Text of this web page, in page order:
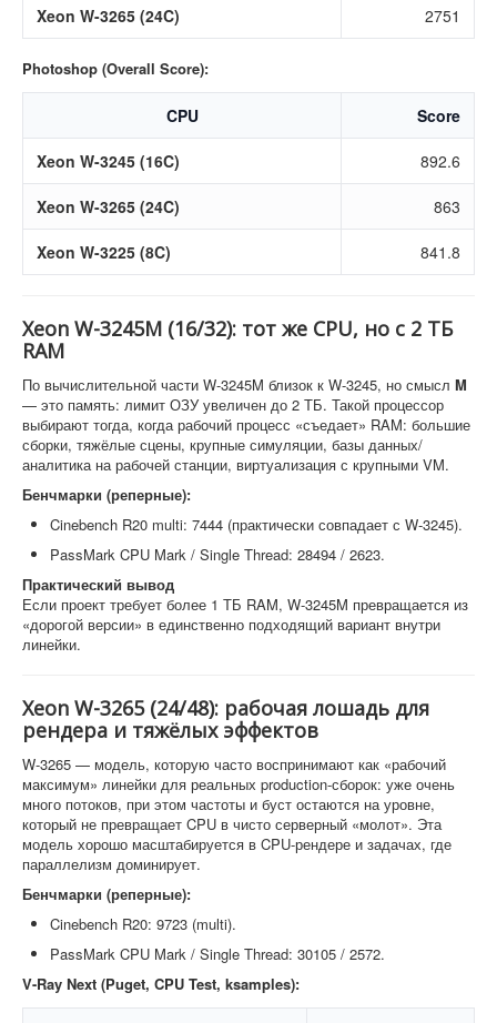
Xeon W-3265 (24C) 2751
Photoshop (Overall Score):
CPU Score
Xeon W-3245 (16C) 892.6
Xeon W-3265 (24C) 863
Xeon W-3225 (8C) 841.8
Xeon W-3245M (16/32): тот же CPU, но с 2 ТБ
RAM
По вычислительной части W-3245M близок к W-3245, но смысл M
— это память: лимит ОЗУ увеличен до 2 ТБ. Такой процессор
выбирают тогда, когда рабочий процесс «съедает» RAM: большие
сборки, тяжёлые сцены, крупные симуляции, базы данных/
аналитика на рабочей станции, виртуализация с крупными VM.
Бенчмарки (реперные):
Cinebench R20 multi: 7444 (практически совпадает с W-3245).
PassMark CPU Mark / Single Thread: 28494 / 2623.
Практический вывод
Если проект требует более 1 ТБ RAM, W-3245M превращается из
«дорогой версии» в единственно подходящий вариант внутри
линейки.
Xeon W-3265 (24/48): рабочая лошадь для
рендера и тяжёлых эффектов
W-3265 — модель, которую часто воспринимают как «рабочий
максимум» линейки для реальных production-сборок: уже очень
много потоков, при этом частоты и буст остаются на уровне,
который не превращает CPU в чисто серверный «молот». Эта
модель хорошо масштабируется в CPU-рендере и задачах, где
параллелизм доминирует.
Бенчмарки (реперные):
Cinebench R20: 9723 (multi).
PassMark CPU Mark / Single Thread: 30105 / 2572.
V-Ray Next (Puget, CPU Test, ksamples):